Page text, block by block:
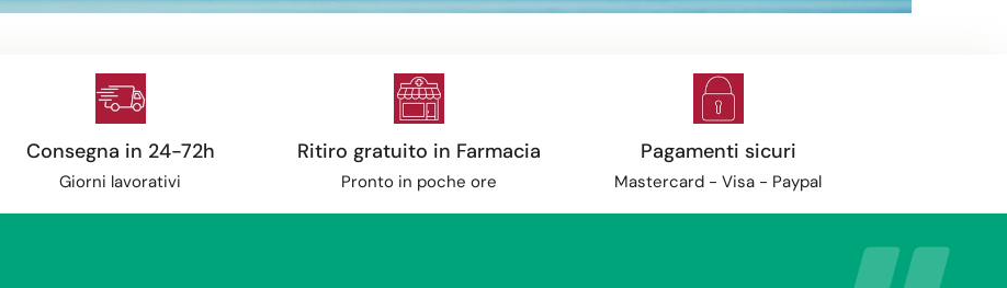
Consegna in 24-72h
Giorni lavorativi
Ritiro gratuito in Farmacia
Pronto in poche ore
Pagamenti sicuri
Mastercard - Visa - Paypal